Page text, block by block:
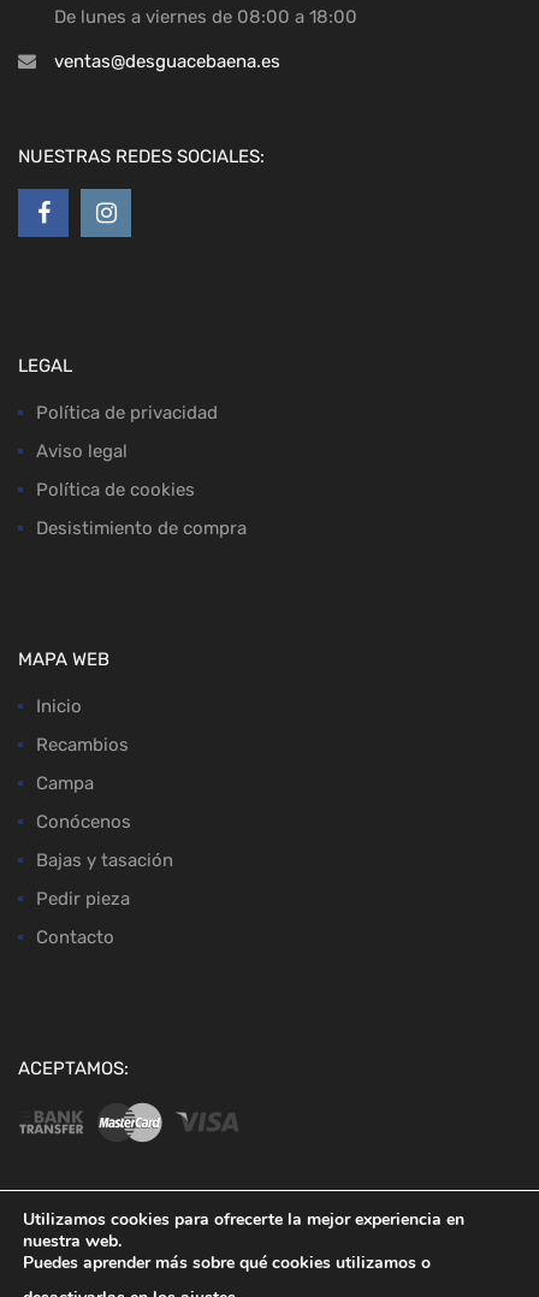
De lunes a viernes de 08:00 a 18:00
ventas@desguacebaena.es
NUESTRAS REDES SOCIALES:
LEGAL
Política de privacidad
Aviso legal
Política de cookies
Desistimiento de compra
MAPA WEB
Inicio
Recambios
Campa
Conócenos
Bajas y tasación
Pedir pieza
Contacto
ACEPTAMOS:
Utilizamos cookies para ofrecerte la mejor experiencia en
nuestra web.
Puedes aprender más sobre qué cookies utilizamos o